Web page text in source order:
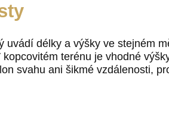
uvádí délky a výšky ve stejném
terénu je vhodné
svahu ani šikmé vzdálenosti,